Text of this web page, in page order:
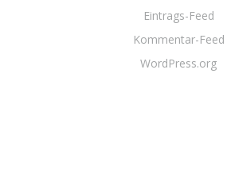
Eintrags-Feed
Kommentar-Feed
WordPress.org